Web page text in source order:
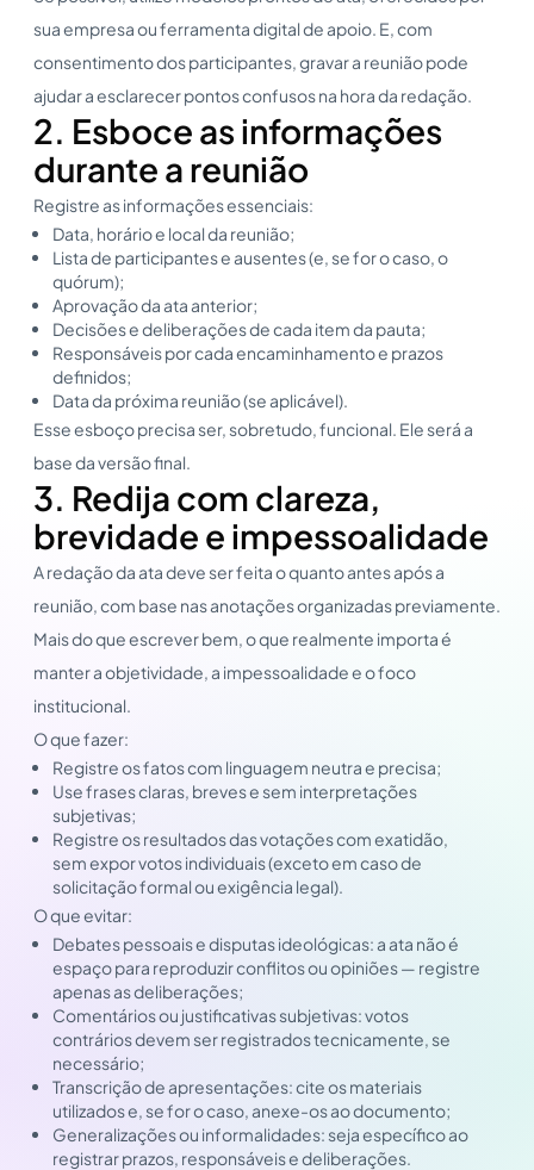
sua empresa ou ferramenta digital de apoio. E, com
consentimento dos participantes, gravar a reunião pode
ajudar a esclarecer pontos confusos na hora da redação.
2. Esboce as informações
durante a reunião
Registre as informações essenciais:
Data, horário e local da reunião;
Lista de participantes e ausentes (e, se for o caso, o
quórum);
Aprovação da ata anterior;
Decisões e deliberações de cada item da pauta;
Responsáveis por cada encaminhamento e prazos
definidos;
Data da próxima reunião (se aplicável).
Esse esboço precisa ser, sobretudo, funcional. Ele será a
base da versão final.
3. Redija com clareza,
brevidade e impessoalidade
A redação da ata deve ser feita o quanto antes após a
reunião, com base nas anotações organizadas previamente.
Mais do que escrever bem, o que realmente importa é
manter a objetividade, a impessoalidade e o foco
institucional.
O que fazer:
Registre os fatos com linguagem neutra e precisa;
Use frases claras, breves e sem interpretações
subjetivas;
Registre os resultados das votações com exatidão,
sem expor votos individuais (exceto em caso de
solicitação formal ou exigência legal).
O que evitar:
Debates pessoais e disputas ideológicas: a ata não é
espaço para reproduzir conflitos ou opiniões — registre
apenas as deliberações;
Comentários ou justificativas subjetivas: votos
contrários devem ser registrados tecnicamente, se
necessário;
Transcrição de apresentações: cite os materiais
utilizados e, se for o caso, anexe-os ao documento;
Generalizações ou informalidades: seja específico ao
registrar prazos, responsáveis e deliberações.